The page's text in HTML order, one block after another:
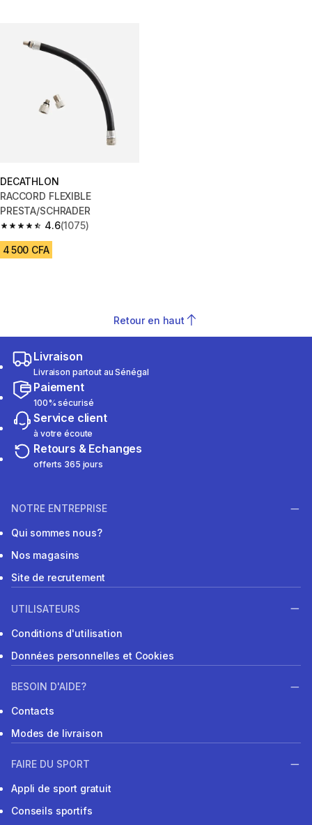
DECATHLON
RACCORD FLEXIBLE
PRESTA/SCHRADER
4.6
4.6 out of 5 stars from 1075 reviews
(1075)
4 500 CFA
Retour en haut
Livraison
Livraison partout au Sénégal
Paiement
100% sécurisé
Service client
à votre écoute
Retours & Echanges
offerts 365 jours
NOTRE ENTREPRISE
Qui sommes nous?
Nos magasins
Site de recrutement
UTILISATEURS
Conditions d'utilisation
Données personnelles et Cookies
BESOIN D'AIDE?
Contacts
Modes de livraison
FAIRE DU SPORT
Appli de sport gratuit
Conseils sportifs